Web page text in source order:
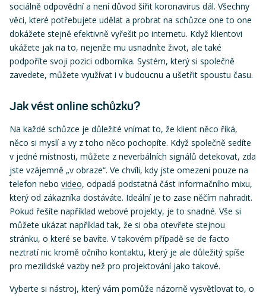
sociálně odpovědní a není důvod šířit koronavirus dál. Všechny
věci, které potřebujete udělat a probrat na schůzce one to one
dokážete stejně efektivně vyřešit po internetu. Když klientovi
ukážete jak na to, nejenže mu usnadníte život, ale také
podpoříte svoji pozici odborníka. Systém, který si společně
zavedete, můžete využívat i v budoucnu a ušetřit spoustu času.
Jak vést online schůzku?
Na každé schůzce je důležité vnímat to, že klient něco říká,
něco si myslí a vy z toho něco pochopíte. Když společně sedíte
v jedné místnosti, můžete z neverbálních signálů detekovat, zda
jste vzájemně „v obraze“. Ve chvíli, kdy jste omezeni pouze na
telefon nebo video, odpadá podstatná část informačního mixu,
který od zákazníka dostáváte. Ideální je to zase něčím nahradit.
Pokud řešíte například webové projekty, je to snadné. Vše si
můžete ukázat například tak, že si oba otevřete stejnou
stránku, o které se bavíte. V takovém případě se de facto
neztratí nic kromě očního kontaktu, který je ale důležitý spíše
pro mezilidské vazby než pro projektování jako takové.
Vyberte si nástroj, který vám pomůže názorně vysvětlovat to, o